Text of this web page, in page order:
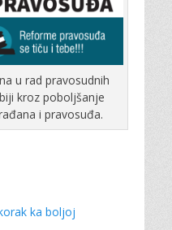
u rad pravosudnih
kroz poboljšanje
i pravosuđa.
ka boljoj